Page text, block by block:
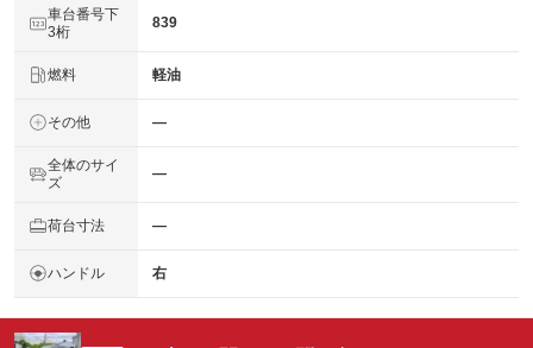
車台番号下
3桁
839
燃料 軽油
その他 ―
全体のサイ
ズ
―
荷台寸法 ―
ハンドル 右